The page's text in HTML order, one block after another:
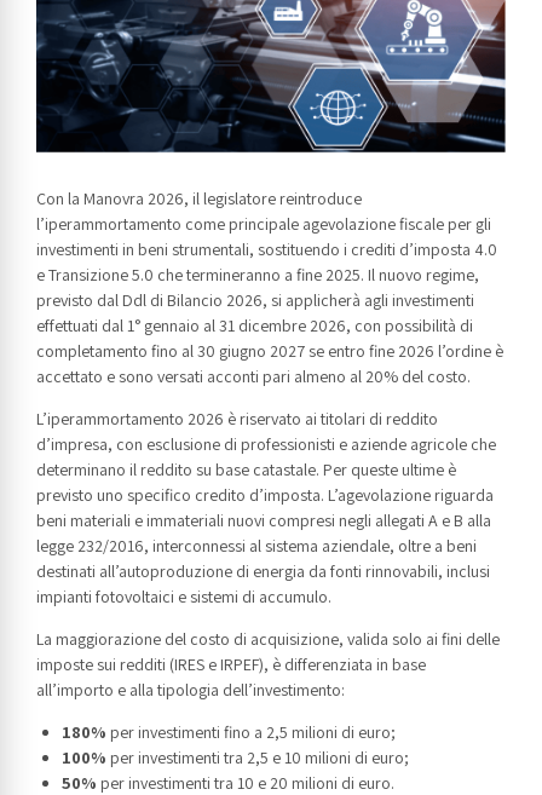
Con la Manovra 2026, il legislatore reintroduce
l’iperammortamento come principale agevolazione fiscale per gli
investimenti in beni strumentali, sostituendo i crediti d’imposta 4.0
e Transizione 5.0 che termineranno a fine 2025. Il nuovo regime,
previsto dal Ddl di Bilancio 2026, si applicherà agli investimenti
effettuati dal 1° gennaio al 31 dicembre 2026, con possibilità di
completamento fino al 30 giugno 2027 se entro fine 2026 l’ordine è
accettato e sono versati acconti pari almeno al 20% del costo.
L’iperammortamento 2026 è riservato ai titolari di reddito
d’impresa, con esclusione di professionisti e aziende agricole che
determinano il reddito su base catastale. Per queste ultime è
previsto uno specifico credito d’imposta. L’agevolazione riguarda
beni materiali e immateriali nuovi compresi negli allegati A e B alla
legge 232/2016, interconnessi al sistema aziendale, oltre a beni
destinati all’autoproduzione di energia da fonti rinnovabili, inclusi
impianti fotovoltaici e sistemi di accumulo.
La maggiorazione del costo di acquisizione, valida solo ai fini delle
imposte sui redditi (IRES e IRPEF), è differenziata in base
all’importo e alla tipologia dell’investimento:
180% per investimenti fino a 2,5 milioni di euro;
100% per investimenti tra 2,5 e 10 milioni di euro;
50% per investimenti tra 10 e 20 milioni di euro.